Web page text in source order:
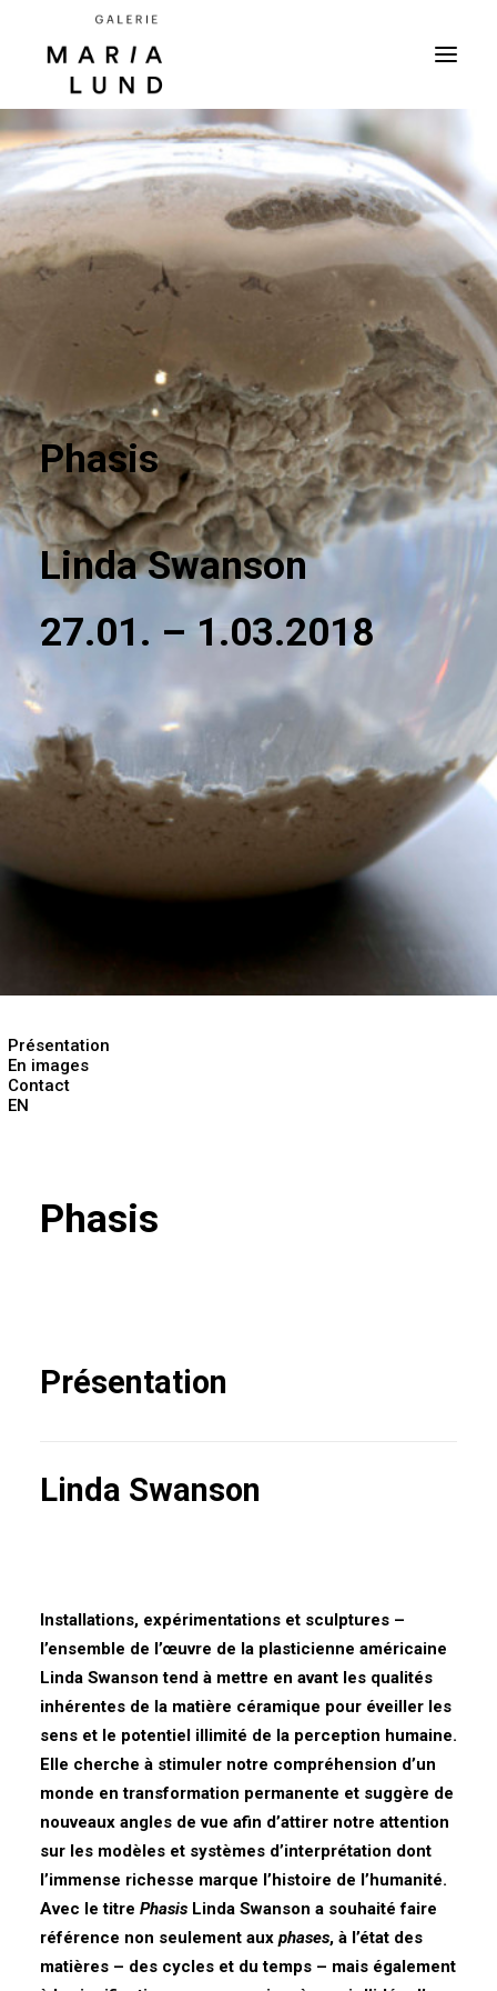
Phasis
Linda Swanson
27.01. – 1.03.2018
Présentation
En images
Contact
EN
Phasis
Présentation
Linda Swanson
Installations, expérimentations et sculptures –
l’ensemble de l’œuvre de la plasticienne américaine
Linda Swanson tend à mettre en avant les qualités
inhérentes de la matière céramique pour éveiller les
sens et le potentiel illimité de la perception humaine.
Elle cherche à stimuler notre compréhension d’un
monde en transformation permanente et suggère de
nouveaux angles de vue afin d’attirer notre attention
sur les modèles et systèmes d’interprétation dont
l’immense richesse marque l’histoire de l’humanité.
Avec le titre Phasis Linda Swanson a souhaité faire
référence non seulement aux phases, à l’état des
matières – des cycles et du temps – mais également